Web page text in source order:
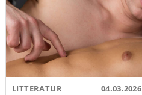
LITTERATUR 04.03.2026